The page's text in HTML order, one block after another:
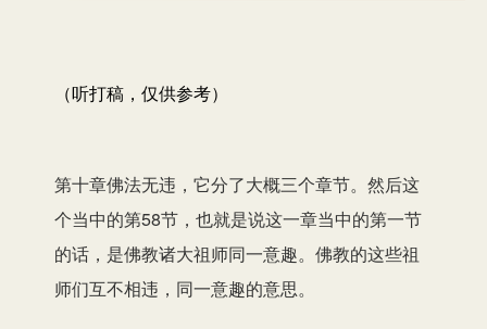
（听打稿，仅供参考）
第十章佛法无违，它分了大概三个章节。然后这
个当中的第58节，也就是说这一章当中的第一节
的话，是佛教诸大祖师同一意趣。佛教的这些祖
师们互不相违，同一意趣的意思。